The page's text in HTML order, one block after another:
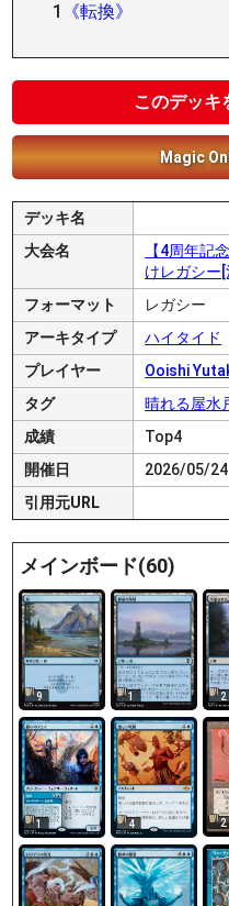
1
《転換》
このデッキ
Magic
デッキ名
大会名
【4周年記
けレガシー[
フォーマット
レガシー
アーキタイプ
ハイタイド
プレイヤー
Ooishi
タグ
晴れる屋水
成績
Top4
開催日
2026/05/24
引用元URL
メインボード(60)
9 1 2
1 4 2